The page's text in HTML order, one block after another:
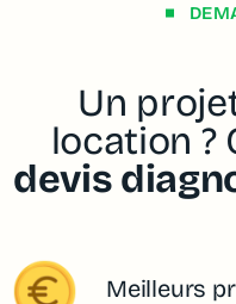
Un
location ?
devis
Meilleurs